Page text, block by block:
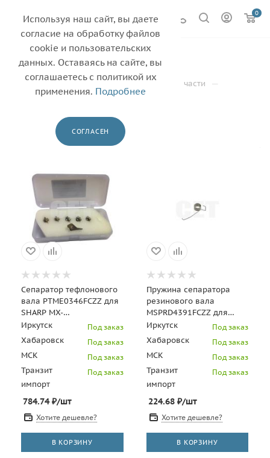
0
SHARP 17
Главная — Каталог — Другие запасные части —
Сепаратор/палец отделения — SHARP
Сепаратор тефлонового
вала PTME0346FCZZ для
SHARP MX-
M623N/M623U/M753N/M753U
(CET), CET7660B
Иркутск Под заказ
Хабаровск Под заказ
МСК Под заказ
Транзит
импорт
Под заказ
784.74₽/шт
Хотите дешевле?
В КОРЗИНУ
Пружина сепаратора
резинового вала
MSPRD4391FCZZ для
SHARP MX-
6240N/7040N/6580N/7580N
(CET), CET5510
Иркутск Под заказ
Хабаровск Под заказ
МСК Под заказ
Транзит
импорт
Под заказ
224.68₽/шт
Хотите дешевле?
В КОРЗИНУ
Используя наш сайт, вы даете
согласие на обработку файлов
cookie и пользовательских
данных. Оставаясь на сайте, вы
соглашаетесь с политикой их
применения. Подробнее
СОГЛАСЕН